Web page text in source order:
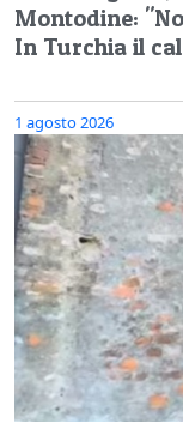
Montodine:
In Turchia il
1 agosto 2026